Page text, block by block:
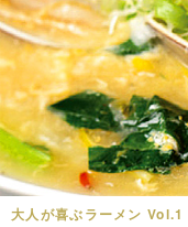
大人が喜ぶラーメン Vol.1